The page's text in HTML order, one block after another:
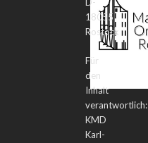
18055
Rostock
Für
den
Inhalt
verantwortlich:
KMD
Karl-